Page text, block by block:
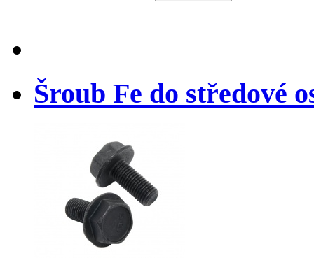
Šroub Fe do středové